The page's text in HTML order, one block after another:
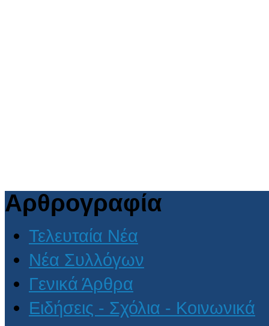
Αρθρογραφία
Τελευταία Νέα
Νέα Συλλόγων
Γενικά Άρθρα
Ειδήσεις - Σχόλια - Κοινωνικά